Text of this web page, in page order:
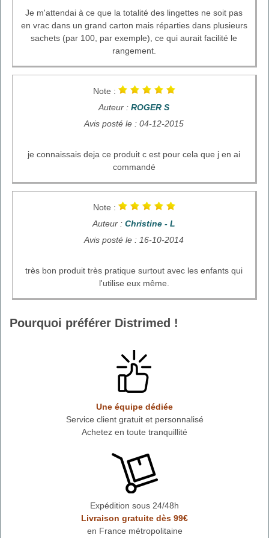
Je m'attendai à ce que la totalité des lingettes ne soit pas
en vrac dans un grand carton mais réparties dans plusieurs
sachets (par 100, par exemple), ce qui aurait facilité le
rangement.
Note :
Auteur : ROGER S
Avis posté le : 04-12-2015
je connaissais deja ce produit c est pour cela que j en ai
commandé
Note :
Auteur : Christine - L
Avis posté le : 16-10-2014
très bon produit très pratique surtout avec les enfants qui
l'utilise eux même.
Pourquoi préférer Distrimed !
Une équipe dédiée
Service client gratuit et personnalisé
Achetez en toute tranquillité
Expédition sous 24/48h
Livraison gratuite dès 99€
en France métropolitaine